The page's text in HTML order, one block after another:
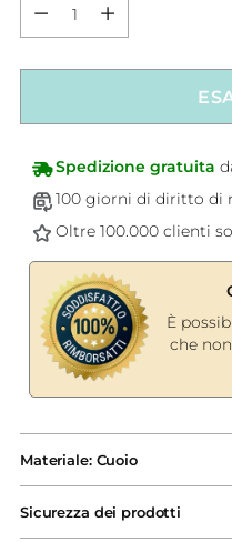
Spedizione gratuita
100 giorni di diritto di
Oltre 100.000 clienti
È
che
prodotto
al
carrello...
Materiale: Cuoio
Sicurezza dei prodotti